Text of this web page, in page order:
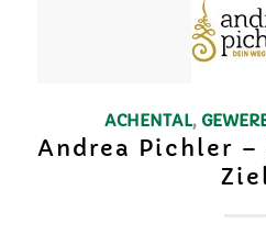
ACHENTAL,
Andrea Pichler –